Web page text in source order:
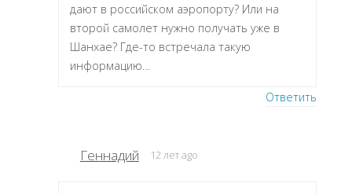
дают в российском аэропорту? Или на
второй самолет нужно получать уже в
Шанхае? Где-то встречала такую
информацию…
Ответить
Геннадий 12 лет ago